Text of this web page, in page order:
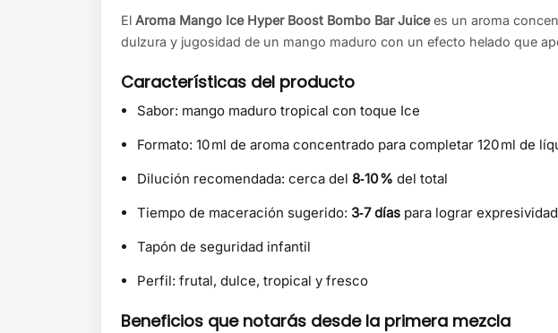
El Aroma Mango Ice Hyper Boost Bombo Bar Juicees un aroma
dulzura y jugosidad de un mango maduro con un efecto helado que
Características del producto
Sabor: mango maduro tropical con toque Ice
Formato: 10 ml de aroma concentrado para completar 120 ml de
Dilución recomendada: cerca del 8‑10 % del total
Tiempo de maceración sugerido: 3‑7 días para lograr
Tapón de seguridad infantil
Perfil: frutal, dulce, tropical y fresco
Beneficios que notarás desde la primera mezcla